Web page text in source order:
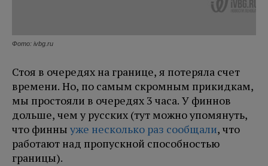
Фото: ivbg.ru
Стоя в очередях на границе, я потеряла счет
времени. Но, по самым скромным прикидкам,
мы простояли в очередях 3 часа. У финнов
дольше, чем у русских (тут можно упомянуть,
что финны уже несколько раз сообщали, что
работают над пропускной способностью
границы).